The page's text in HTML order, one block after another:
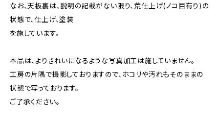
なお、天板裏は、説明の記載がない限り、荒仕上げ(ノコ目有り)の
状態で、仕上げ、塗装
を施しています。
本品は、よりきれいになるような写真加工は施していません。
工房の片隅で撮影しておりますので、ホコリや汚れもそのままの
状態で写っております。
ご了承ください。